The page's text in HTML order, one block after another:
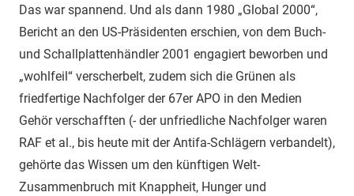
Das war spannend. Und als dann 1980 „Global 2000“,
Bericht an den US-Präsidenten erschien, von dem Buch-
und Schallplattenhändler 2001 engagiert beworben und
„wohlfeil“ verscherbelt, zudem sich die Grünen als
friedfertige Nachfolger der 67er APO in den Medien
Gehör verschafften (- der unfriedliche Nachfolger waren
RAF et al., bis heute mit der Antifa-Schlägern verbandelt),
gehörte das Wissen um den künftigen Welt-
Zusammenbruch mit Knappheit, Hunger und